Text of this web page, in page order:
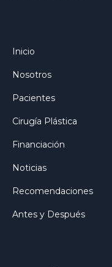
Inicio
Nosotros
Pacientes
Cirugía Plástica
Financiación
Noticias
Recomendaciones
Antes y Después